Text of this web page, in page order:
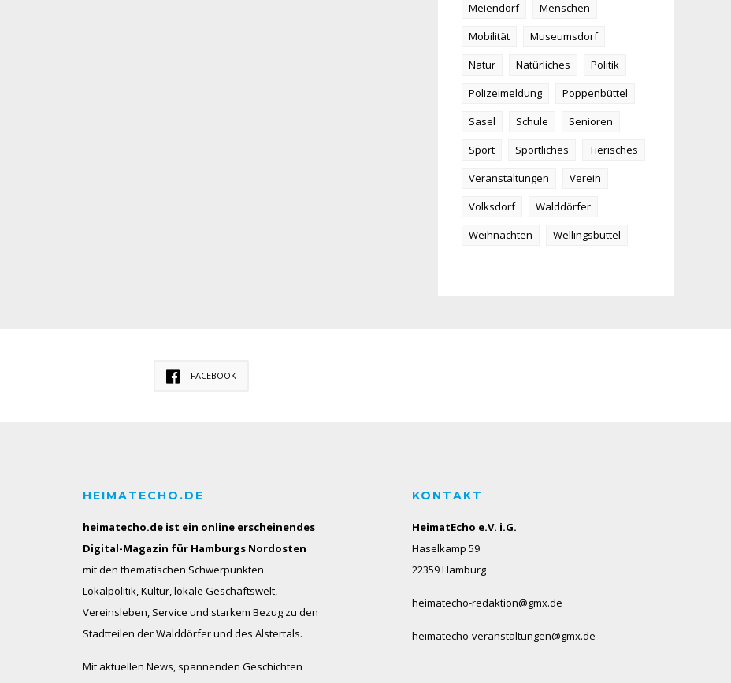
Meiendorf
Menschen
Mobilität
Museumsdorf
Natur
Natürliches
Politik
Polizeimeldung
Poppenbüttel
Sasel
Schule
Senioren
Sport
Sportliches
Tierisches
Veranstaltungen
Verein
Volksdorf
Walddörfer
Weihnachten
Wellingsbüttel
FACEBOOK
HEIMATECHO.DE
heimatecho.de ist ein online erscheinendes
Digital-Magazin für Hamburgs Nordosten
mit den thematischen Schwerpunkten
Lokalpolitik, Kultur, lokale Geschäftswelt,
Vereinsleben, Service und starkem Bezug zu den
Stadtteilen der Walddörfer und des Alstertals.
Mit aktuellen News, spannenden Geschichten
KONTAKT
HeimatEcho e.V. i.G.
Haselkamp 59
22359 Hamburg
heimatecho-redaktion@gmx.de
heimatecho-veranstaltungen@gmx.de